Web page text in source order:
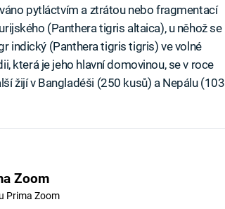
pytláctvím a ztrátou nebo fragmentací
(Panthera tigris altaica), u něhož se
indický (Panthera tigris tigris) ve volné
která je jeho hlavní domovinou, se v roce
žijí v Bangladéši (250 kusů) a Nepálu (103
Zoom
Prima Zoom